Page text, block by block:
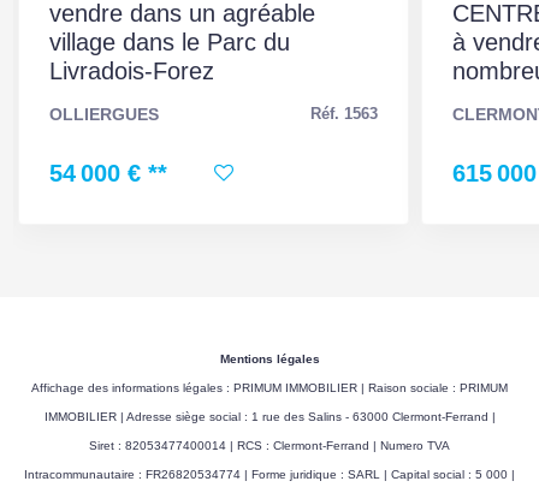
Gaz Effet de Serre D
Valeur Gaz Effet de
estimé des dépenses
annuelles d'énergie
pour un usage
standard
Surface de référence 192.75
vendre dans un agréable
village dans le Parc du
Livradois-Forez
OLLIERGUES Réf. 1563
54 000 € **
à
615
Mentions légales
Affichage des informations légales : PRIMUM IMMOBILIER | Raison sociale : PRIMUM
IMMOBILIER | Adresse siège social : 1 rue des Salins - 63000 Clermont-Ferrand |
Siret : 82053477400014 | RCS : Clermont-Ferrand | Numero TVA
Intracommunautaire : FR26820534774 | Forme juridique : SARL | Capital social : 5 000 |